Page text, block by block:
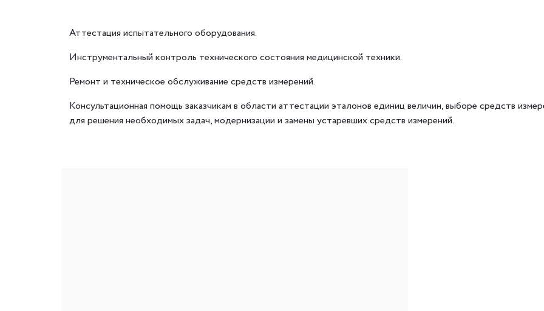
Аттестация испытательного оборудования.
Инструментальный контроль технического состояния медицинской техники.
Ремонт и техническое обслуживание средств измерений.
Консультационная помощь заказчикам в области аттестации эталонов единиц величин, выборе средств
для решения необходимых задач, модернизации и замены устаревших средств измерений.